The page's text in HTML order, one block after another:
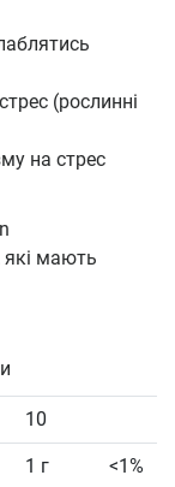
(рослинні
на стрес
мають
10
1 г <1%